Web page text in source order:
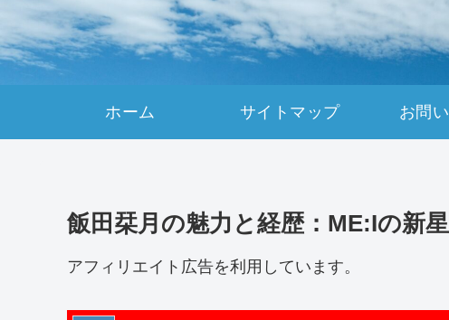
ホーム サイトマップ お問
飯田栞月の魅力と経歴：ME:Iの新
アフィリエイト広告を利用しています。